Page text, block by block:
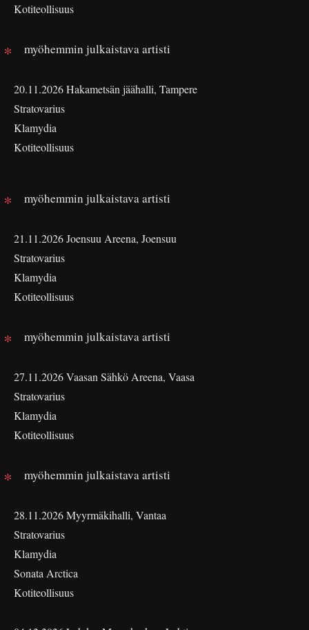
Kotiteollisuus
myöhemmin julkaistava artisti
20.11.2026 Hakametsän jäähalli, Tampere
Stratovarius
Klamydia
Kotiteollisuus
myöhemmin julkaistava artisti
21.11.2026 Joensuu Areena, Joensuu
Stratovarius
Klamydia
Kotiteollisuus
myöhemmin julkaistava artisti
27.11.2026 Vaasan Sähkö Areena, Vaasa
Stratovarius
Klamydia
Kotiteollisuus
myöhemmin julkaistava artisti
28.11.2026 Myyrmäkihalli, Vantaa
Stratovarius
Klamydia
Sonata Arctica
Kotiteollisuus